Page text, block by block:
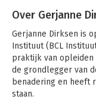
Over Gerjanne
Gerjanne Dirksen is
Instituut (BCL
praktijk van opleiden
de grondlegger van
benadering en heeft
staan.